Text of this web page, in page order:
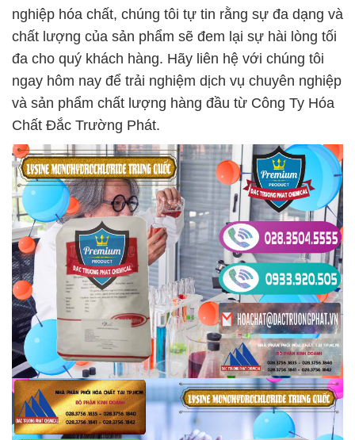
nghiệp hóa chất, chúng tôi tự tin rằng sự đa dạng và
chất lượng của sản phẩm sẽ đem lại sự hài lòng tối
đa cho quý khách hàng. Hãy liên hệ với chúng tôi
ngay hôm nay để trải nghiệm dịch vụ chuyên nghiệp
và sản phẩm chất lượng hàng đầu từ Công Ty Hóa
Chất Đắc Trường Phát.